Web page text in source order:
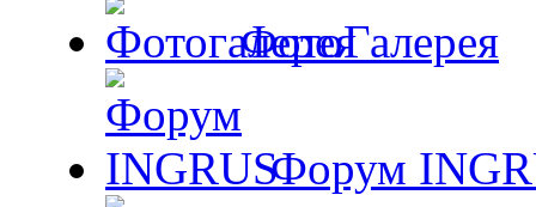
ФотоГалерея
Форум